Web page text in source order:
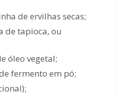
de ervilhas secas;
de tapioca, ou
óleo vegetal;
fermento em pó;